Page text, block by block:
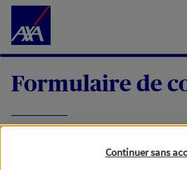
Accéder au Contenu
Formulaire de
demande, nous vousContinuer sans